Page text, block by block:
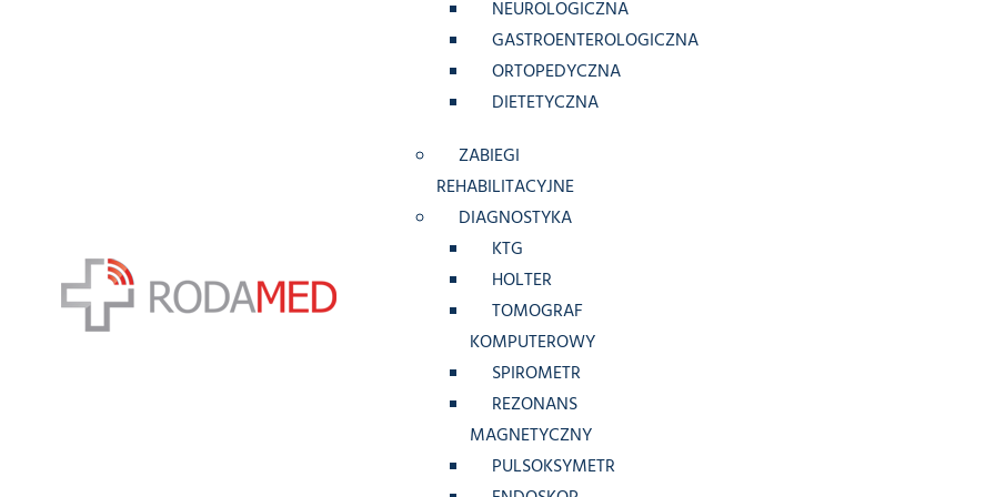
NEUROLOGICZNA
GASTROENTEROLOGICZNA
ORTOPEDYCZNA
DIETETYCZNA
ZABIEGI
REHABILITACYJNE
DIAGNOSTYKA
KTG
HOLTER
TOMOGRAF
KOMPUTEROWY
SPIROMETR
REZONANS
MAGNETYCZNY
PULSOKSYMETR